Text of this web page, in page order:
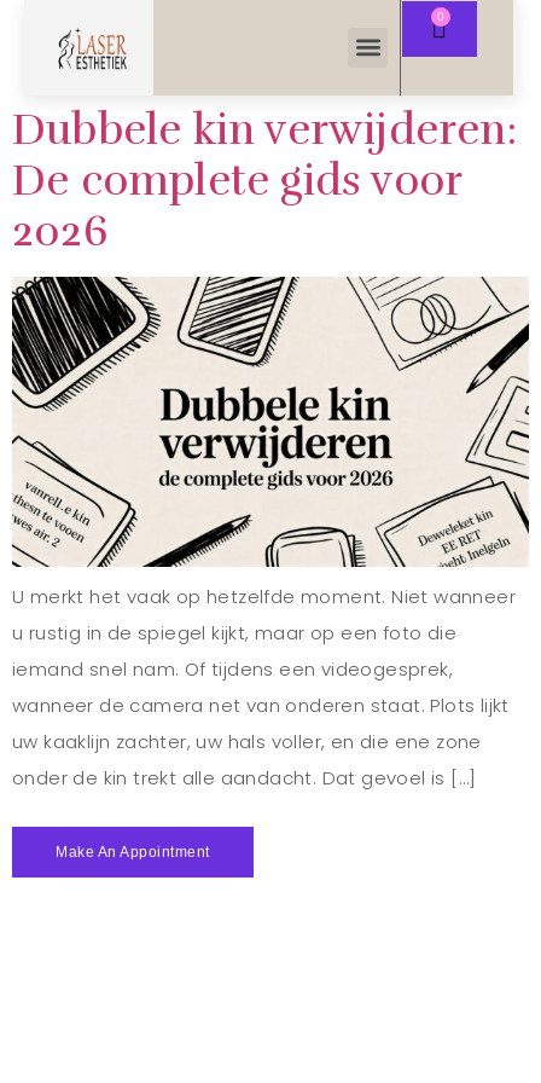
Dubbele kin verwijderen:
De complete gids voor
2026
U merkt het vaak op hetzelfde moment. Niet wanneer
u rustig in de spiegel kijkt, maar op een foto die
iemand snel nam. Of tijdens een videogesprek,
wanneer de camera net van onderen staat. Plots lijkt
uw kaaklijn zachter, uw hals voller, en die ene zone
onder de kin trekt alle aandacht. Dat gevoel is […]
Make An Appointment